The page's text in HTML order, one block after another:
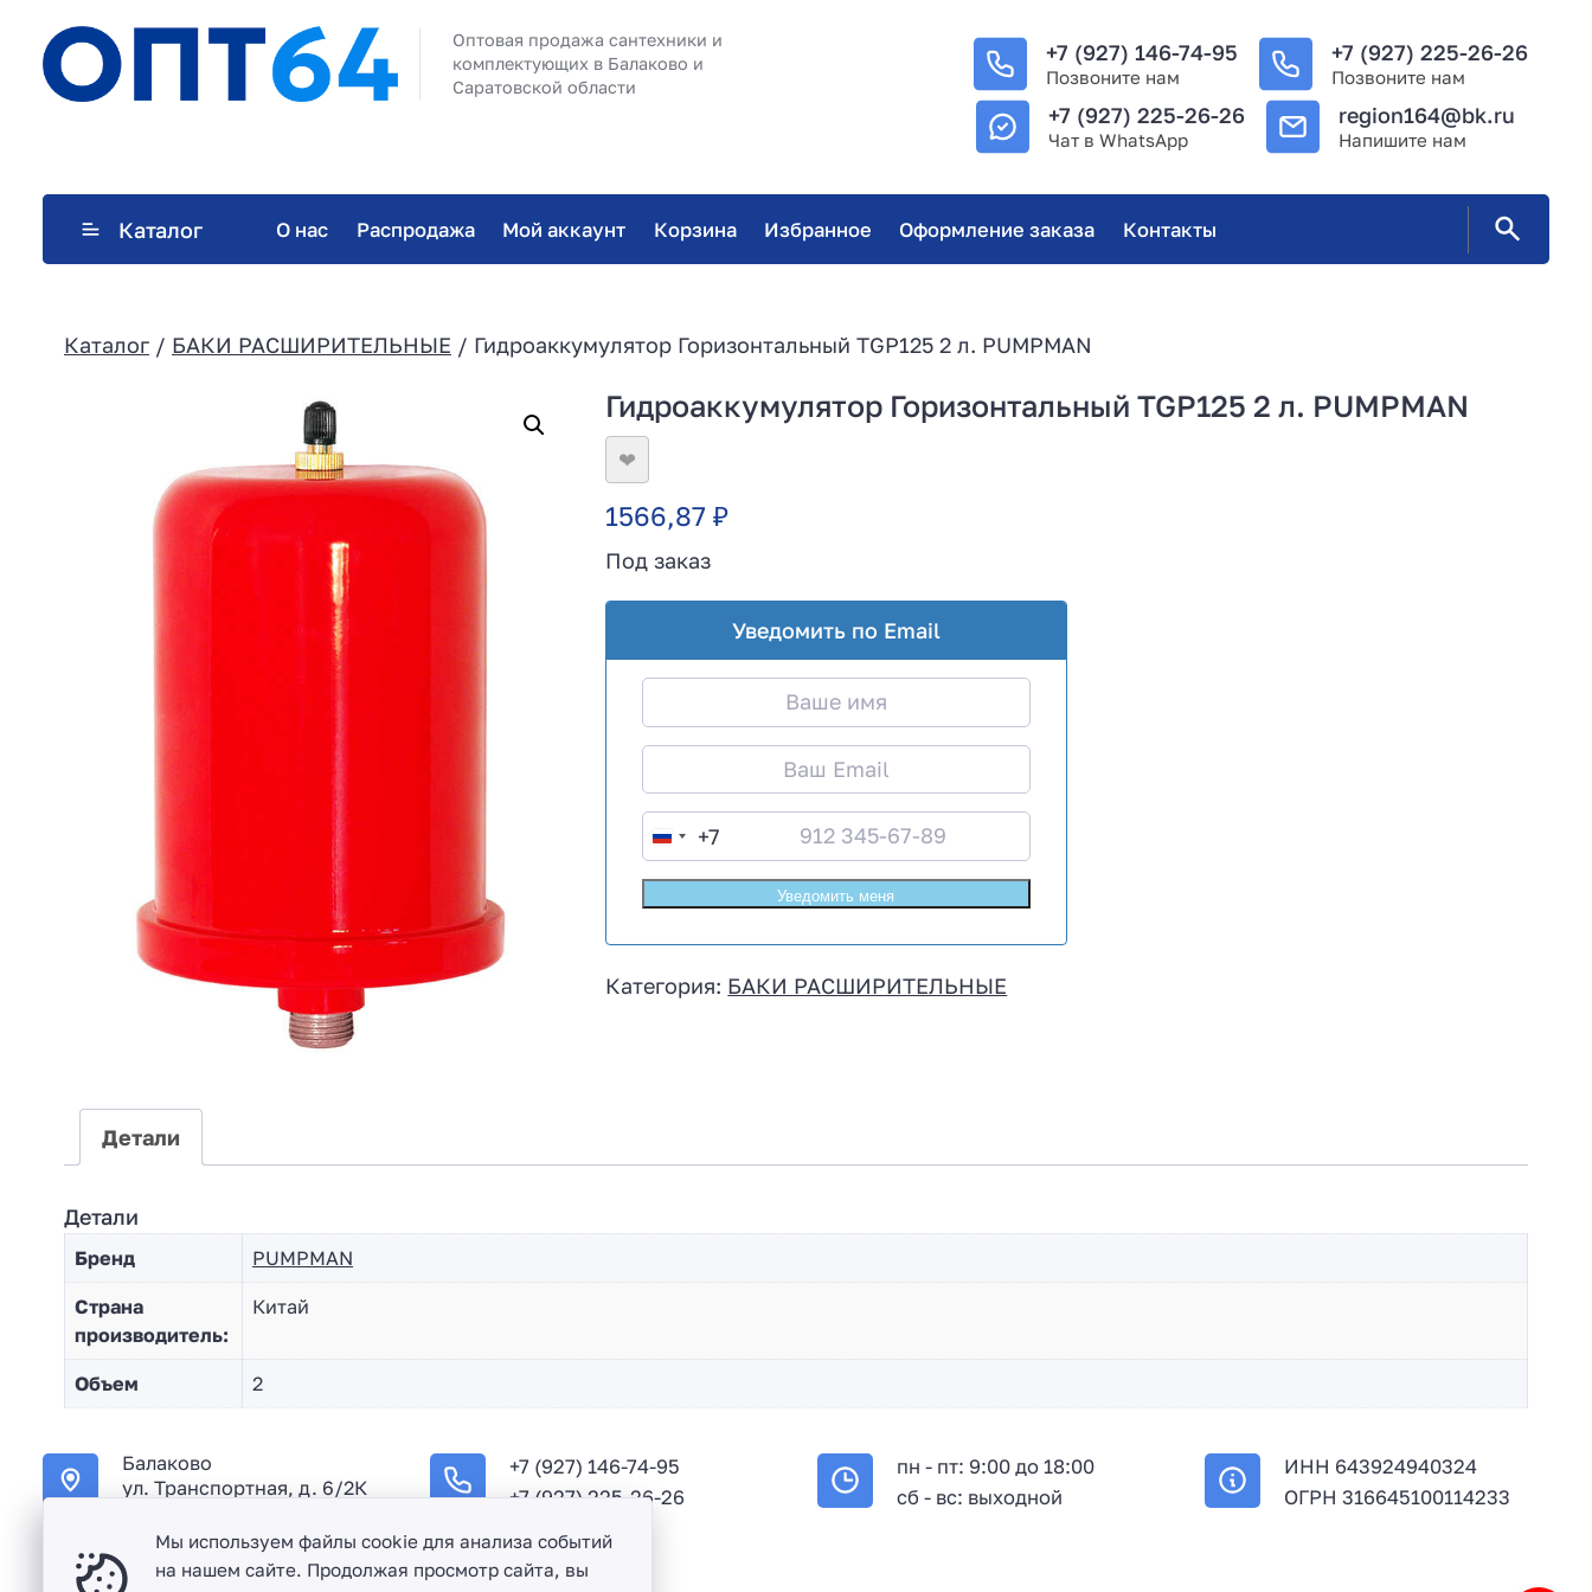
Оптовая продажа сантехники и
комплектующих в Балаково и
Саратовской области
+7 (927) 146-74-95
Позвоните нам
+7 (927) 225-26-26
Позвоните нам
+7 (927) 225-26-26
Чат в WhatsApp
region164@bk.ru
Напишите нам
Каталог О нас Распродажа Мой аккаунт Корзина Избранное Оформление заказа Контакты
Каталог / БАКИ РАСШИРИТЕЛЬНЫЕ / Гидроаккумулятор Горизонтальный TGP125 2 л. PUMPMAN
Гидроаккумулятор Горизонтальный TGP125 2 л. PUMPMAN
❤
1566,87₽
Под заказ
Уведомить по Email
R
u
s
s
i
+7
Категория: БАКИ РАСШИРИТЕЛЬНЫЕ
Детали
Детали
Бренд PUMPMAN
Страна
производитель:
Китай
Объем 2
Балаково
ул. Транспортная, д. 6/2К
+7 (927) 146-74-95
+7 (927) 225-26-26
пн - пт: 9:00 до 18:00
сб - вс: выходной
ИНН 643924940324
ОГРН 316645100114233
Мы используем файлы cookie для анализа событий
на нашем сайте. Продолжая просмотр сайта, вы